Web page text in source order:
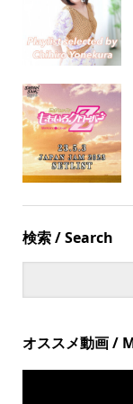
検索 / Search
オススメ動画 /